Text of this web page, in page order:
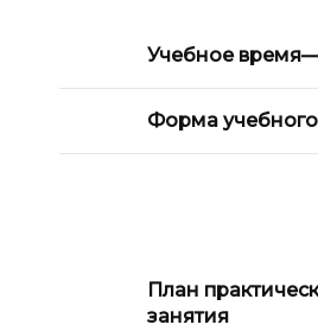
Учебное время—
Форма
План
занятия